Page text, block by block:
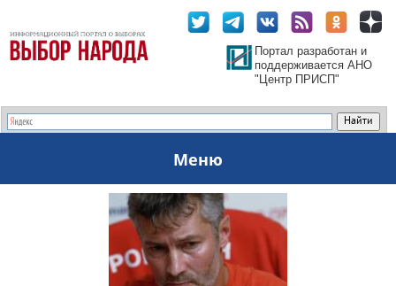
Портал разработан и
поддерживается АНО
"Центр ПРИСП"
Меню